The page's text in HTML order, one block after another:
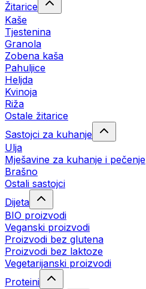
Žitarice
Kaše
Tjestenina
Granola
Zobena kaša
Pahuljice
Heljda
Kvinoja
Riža
Ostale žitarice
Sastojci za kuhanje
Ulja
Mješavine za kuhanje i pečenje
Brašno
Ostali sastojci
Dijeta
BIO proizvodi
Veganski proizvodi
Proizvodi bez glutena
Proizvodi bez laktoze
Vegetarijanski proizvodi
Proteini